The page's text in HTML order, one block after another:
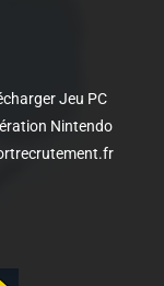
Jeu PC
Nintendo